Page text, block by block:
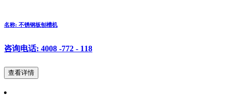
名称: 不锈钢板刨槽机
咨询电话: 4008 -772 - 118
查看详情